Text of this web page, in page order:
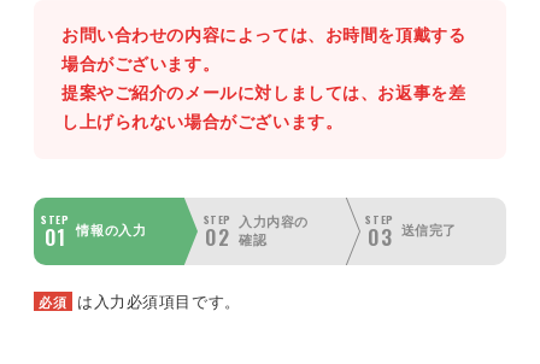
お問い合わせの内容によっては、お時間を頂戴する
場合がございます。
提案やご紹介のメールに対しましては、お返事を差
し上げられない場合がございます。
STEP
01 情報の入力
STEP
02
入力内容の
確認
STEP
03 送信完了
必須 は入力必須項目です。